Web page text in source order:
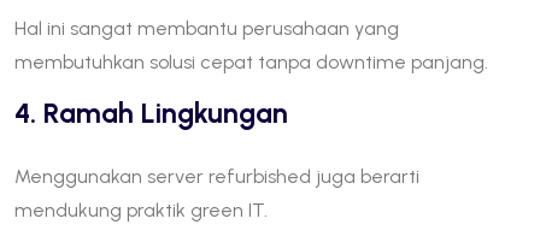
Hal ini sangat membantu perusahaan yang
membutuhkan solusi cepat tanpa downtime panjang.
4. Ramah Lingkungan
Menggunakan server refurbished juga berarti
mendukung praktik green IT.